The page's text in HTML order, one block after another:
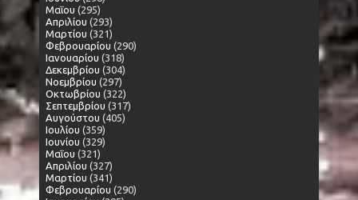
Μαΐου (295)
Απριλίου (293)
Μαρτίου (321)
Φεβρουαρίου (290)
Ιανουαρίου (318)
Δεκεμβρίου (304)
Νοεμβρίου (297)
Οκτωβρίου (322)
Σεπτεμβρίου (317)
Αυγούστου (405)
Ιουλίου (359)
Ιουνίου (329)
Μαΐου (321)
Απριλίου (327)
Μαρτίου (341)
Φεβρουαρίου (290)